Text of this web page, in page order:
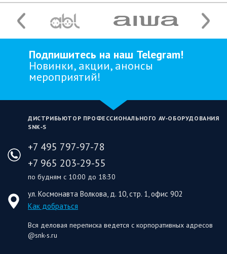
Подпишитесь на наш Telegram!
Новинки, акции, анонсы
мероприятий!
ДИСТРИБЬЮТОР ПРОФЕССИОНАЛЬНОГО AV‑ОБОРУДОВАНИЯ
SNK‑S
+7 495 797-97-78
+7 965 203-29-55
по будням с 10:00 до 18:30
ул. Космонавта Волкова, д. 10, стр. 1, офис 902
Как добраться
Вся деловая переписка ведется с корпоративных адресов
@snk-s.ru